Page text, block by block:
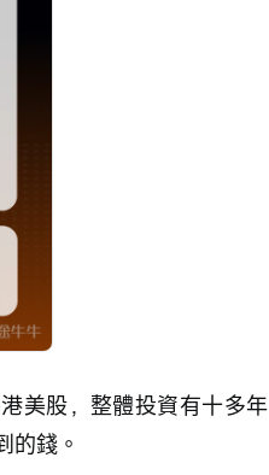
美股，整體投資有十多年
的錢。